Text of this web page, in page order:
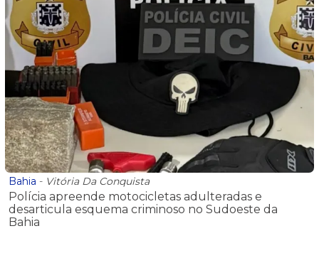
Bahia - Vitória Da Conquista
Polícia apreende motocicletas adulteradas e
desarticula esquema criminoso no Sudoeste da
Bahia